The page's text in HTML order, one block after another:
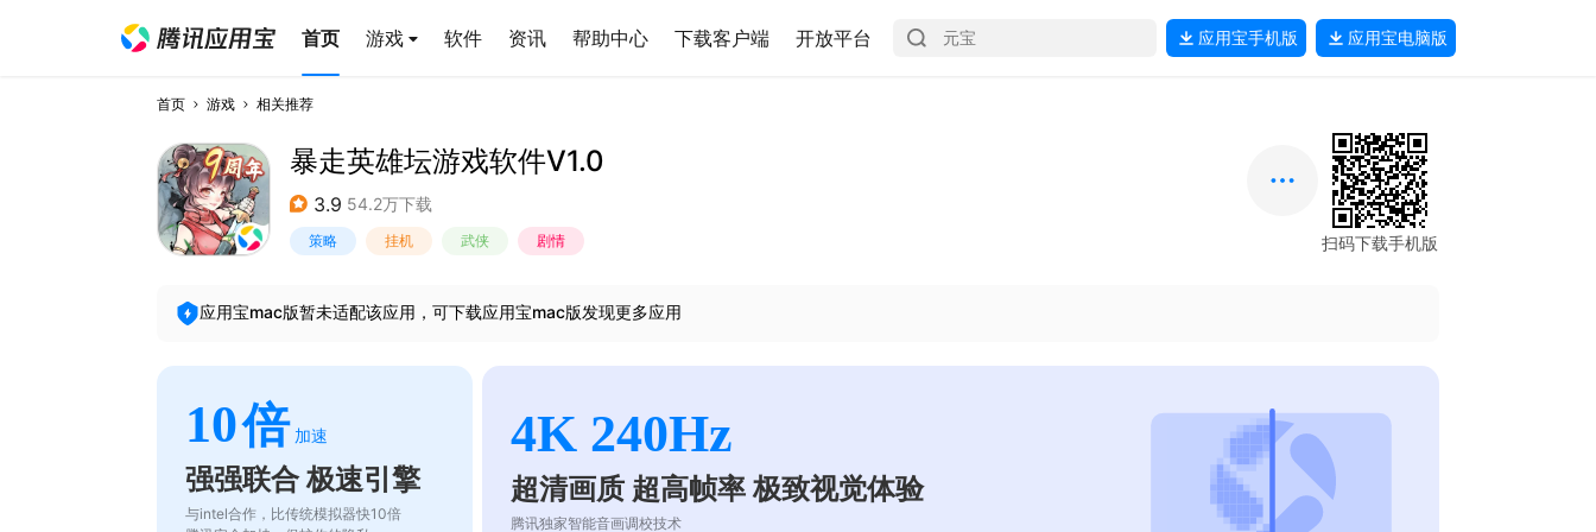
首页 游戏 软件 资讯 帮助中心 下载客户端 开放平台 应用宝手机版 应用宝电脑版
首页 游戏 相关推荐
暴走英雄坛游戏软件V1.0
3.9 54.2万下载
策略 挂机 武侠 剧情 扫码下载手机版
应用宝mac版暂未适配该应用，可下载应用宝mac版发现更多应用
10倍 加速
强强联合 极速引擎
与intel合作，比传统模拟器快10倍
4K 240Hz
超清画质 超高帧率 极致视觉体验
腾讯独家智能音画调校技术